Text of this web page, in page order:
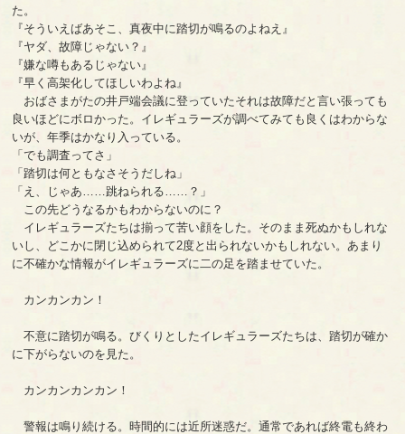
た。
『そういえばあそこ、真夜中に踏切が鳴るのよねえ』
『ヤダ、故障じゃない？』
『嫌な噂もあるじゃない』
『早く高架化してほしいわよね』
おばさまがたの井戸端会議に登っていたそれは故障だと言い張っても
良いほどにボロかった。イレギュラーズが調べてみても良くはわからな
いが、年季はかなり入っている。
「でも調査ってさ」
「踏切は何ともなさそうだしね」
「え、じゃあ……跳ねられる……？」
この先どうなるかもわからないのに？
イレギュラーズたちは揃って苦い顔をした。そのまま死ぬかもしれな
いし、どこかに閉じ込められて2度と出られないかもしれない。あまり
に不確かな情報がイレギュラーズに二の足を踏ませていた。
カンカンカン！
不意に踏切が鳴る。びくりとしたイレギュラーズたちは、踏切が確か
に下がらないのを見た。
カンカンカンカン！
警報は鳴り続ける。時間的には近所迷惑だ。通常であれば終電も終わ